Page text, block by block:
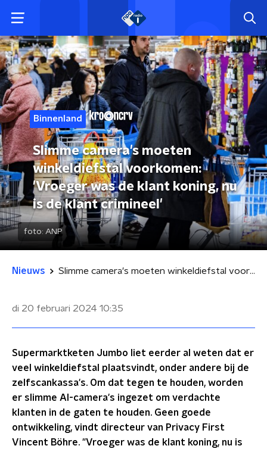
Binnenland
Slimme camera's moeten
winkeldiefstal voorkomen:
'Vroeger was de klant koning, nu
is de klant crimineel'
foto: ANP
Nieuws Slimme camera's moeten winkeldiefstal voorkomen: 'Vroeger was de klant koning, nu is de klant crimineel'
di 20 februari 2024 10:35
Supermarktketen Jumbo liet eerder al weten dat er
veel winkeldiefstal plaatsvindt, onder andere bij de
zelfscankassa's. Om dat tegen te houden, worden
er slimme AI-camera's ingezet om verdachte
klanten in de gaten te houden. Geen goede
ontwikkeling, vindt directeur van Privacy First
Vincent Böhre. "Vroeger was de klant koning, nu is